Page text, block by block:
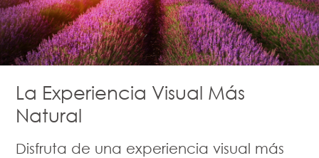
La Experiencia Visual Más
Natural
Disfruta de una experiencia visual más